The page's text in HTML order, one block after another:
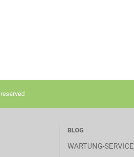
BLOG
WARTUNG-SERVICE